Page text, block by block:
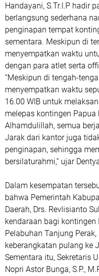
Handayani, S.Tr.I.P hadir
berlangsung sederhana
penginapan tempat
sementara. Meskipun di
menyempatkan waktu
dengan para atlet serta
“Meskipun di tengah-
menyempatkan waktu
16.00 WIB untuk
melepas kontingen
Alhamdulillah, semua
Jarak dari kantor juga
penginapan, sehingga
bersilaturahmi,” ujar
Dalam kesempatan
bahwa Pemerintah
Daerah, Drs. Revlisianto
kendaraan bagi
Pelabuhan Tanjung
keberangkatan pulang ke
Sementara itu, Sekretaris
Nopri Astor Bunga, S.P.,